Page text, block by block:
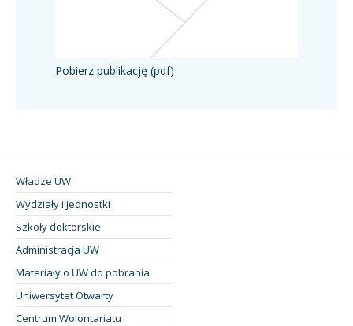
Pobierz publikację (pdf)
Władze UW
Wydziały i jednostki
Szkoły doktorskie
Administracja UW
Materiały o UW do pobrania
Uniwersytet Otwarty
Centrum Wolontariatu